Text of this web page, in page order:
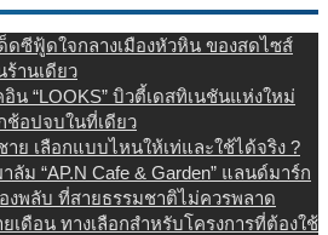
ดซีฟู้ดใจกลางเมืองหัวหิน ของสดไซส์
านเดียว
น “LOOKS” บิวตี้เดสทิเนชันแห่งใหม่
ช้อปจบในที่เดียว
าย เลือกแบบไหนให้เท่และใช้ได้จริง ?
ลัม “AP.N Cafe & Garden” แลนด์มาร์ก
งพลับ ที่สายธรรมชาติไม่ควรพลาด
ยเดือน ทางเลือกสำหรับโครงการที่ต้องใช้